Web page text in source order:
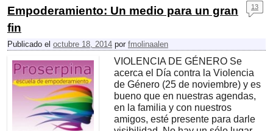
Empoderamiento: Un medio para un gran
fin
Publicado el octubre 18, 2014 por fmolinaalen
13
VIOLENCIA DE GÉNERO Se
acerca el Día contra la Violencia
de Género (25 de noviembre) y es
bueno que en nuestras agendas,
en la familia y con nuestros
amigos, esté presente para darle